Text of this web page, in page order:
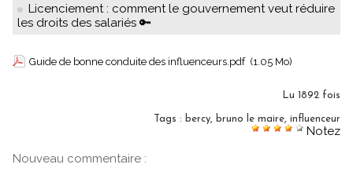
Licenciement : comment le gouvernement veut réduire
les droits des salariés 🔑
Guide de bonne conduite des influenceurs.pdf (1.05 Mo)
Lu 1892 fois
Tags : bercy, bruno le maire, influenceur
Notez
Nouveau commentaire :